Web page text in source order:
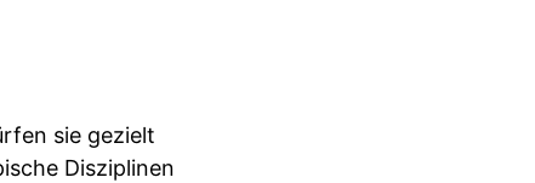
sie gezielt
Disziplinen